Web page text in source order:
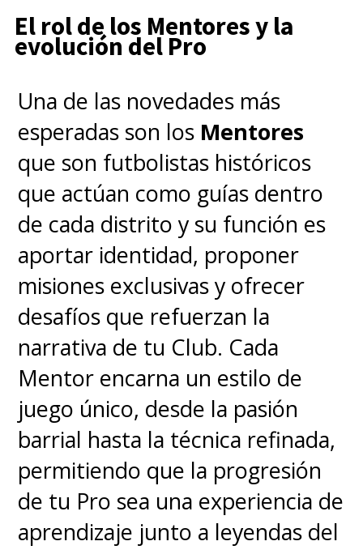
El rol de los Mentores y la
evolución del Pro
Una de las novedades más
esperadas son los Mentores
que son futbolistas históricos
que actúan como guías dentro
de cada distrito y su función es
aportar identidad, proponer
misiones exclusivas y ofrecer
desafíos que refuerzan la
narrativa de tu Club. Cada
Mentor encarna un estilo de
juego único, desde la pasión
barrial hasta la técnica refinada,
permitiendo que la progresión
de tu Pro sea una experiencia de
aprendizaje junto a leyendas del